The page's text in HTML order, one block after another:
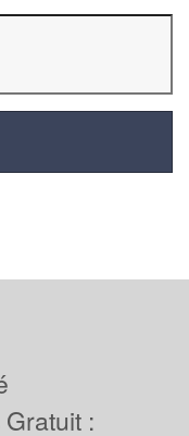
: